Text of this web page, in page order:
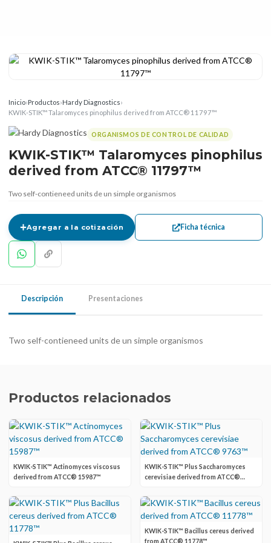
Inicio›Productos›Hardy Diagnostics›
KWIK-STIK™ Talaromyces pinophilus derived from ATCC® 11797™
ORGANISMOS DE CONTROL DE CALIDAD
KWIK-STIK™ Talaromyces pinophilus
derived from ATCC® 11797™
Two self-contieneed units de un simple organismos
Agregar a la cotización Ficha técnica
Descripción Presentaciones
Two self-contieneed units de un simple organismos
Productos relacionados
KWIK-STIK™ Actinomyces viscosus
derived from ATCC® 15987™
KWIK-STIK™ Plus Saccharomyces
cerevisiae derived from ATCC®
KWIK-STIK™ Bacillus cereus derived
from ATCC® 11778™